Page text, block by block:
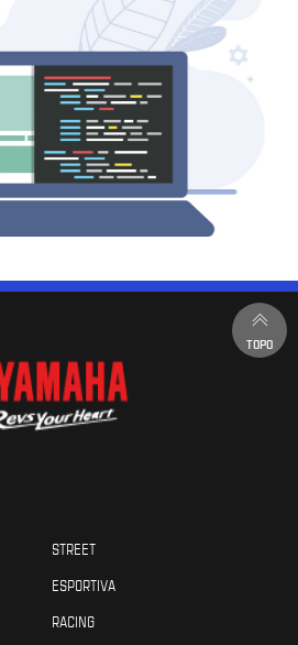
TOPO
STREET
ESPORTIVA
RACING